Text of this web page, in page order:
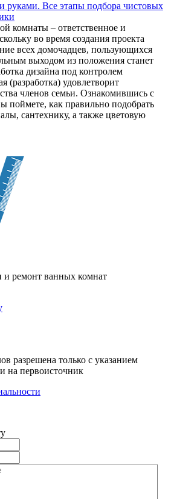
руками. Все этапы подбора чистовых
комнаты – ответственное и
во время создания проекта
всех домочадцев, пользующихся
выходом из положения станет
дизайна под контролем
(разработка) удовлетворит
членов семьи. Ознакомившись с
поймете, как правильно подобрать
сантехнику, а также цветовую
ремонт ванных комнат
разрешена только с указанием
на первоисточник